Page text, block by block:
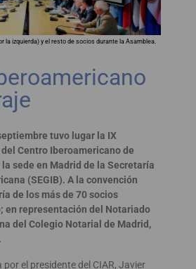
la izquierda) y el resto de socios durante la Asamblea.
tuvo lugar la IX
Centro Iberoamericano de
sede en Madrid de la Secretaría
(SEGIB). A la convención
de los más de 70 socios
en representación del Notariado
del Colegio Notarial de Madrid,
el presidente del CIAR, Javier